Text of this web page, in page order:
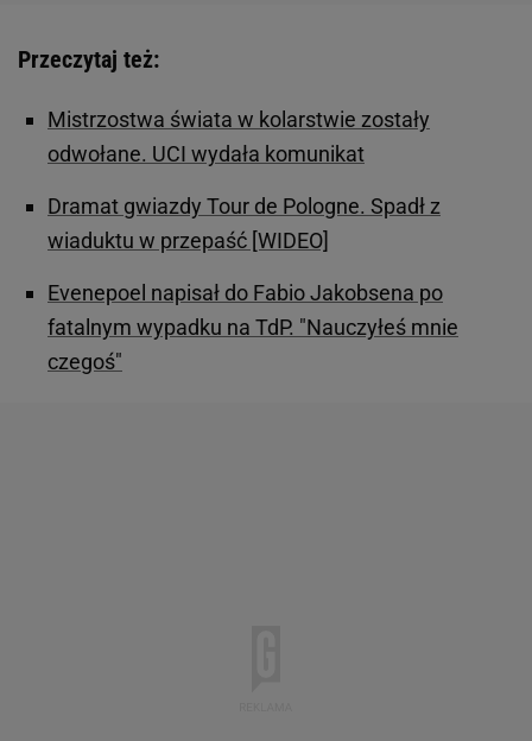
Przeczytaj też:
Mistrzostwa świata w kolarstwie zostały
odwołane. UCI wydała komunikat
Dramat gwiazdy Tour de Pologne. Spadł z
wiaduktu w przepaść [WIDEO]
Evenepoel napisał do Fabio Jakobsena po
fatalnym wypadku na TdP. "Nauczyłeś mnie
czegoś"